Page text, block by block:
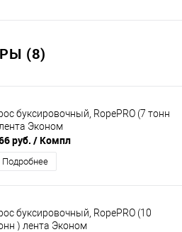
(8)
буксировочный, RopePRO (7 тонн
Эконом
руб. / Компл
Подробнее
буксировочный, RopePRO (10
) лента Эконом